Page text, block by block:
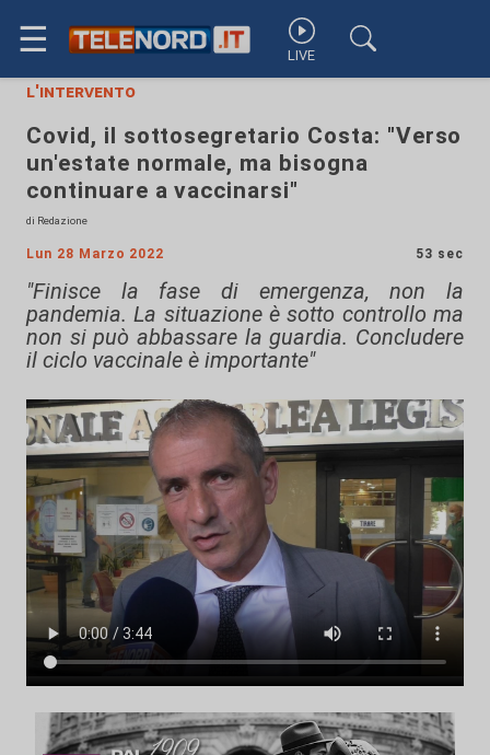
☰ LIVE
l'intervento
Covid, il sottosegretario Costa: "Verso
un'estate normale, ma bisogna
continuare a vaccinarsi"
di Redazione
Lun 28 Marzo 2022 53 sec
"Finisce la fase di emergenza, non la
pandemia. La situazione è sotto controllo ma
non si può abbassare la guardia. Concludere
il ciclo vaccinale è importante"